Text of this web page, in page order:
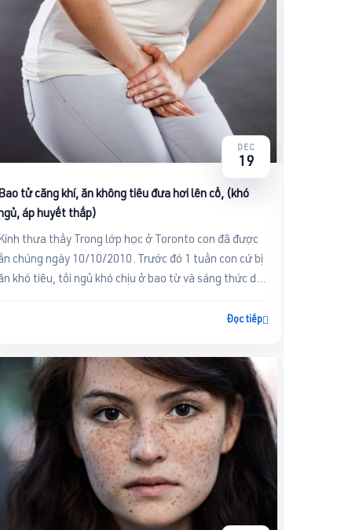
DEC
19
Bao tử căng khí, ăn không tiêu đưa hơi lên cổ, (khó
áp huyết thấp)
Kính thưa thầy Trong lớp học ở Toronto con đã được
chúng ngày 10/10/2010. Trước đó 1 tuần con cứ bị
khó tiêu, tối ngủ khó chịu ở bao từ và sáng thức dậy
Đọc tiếp